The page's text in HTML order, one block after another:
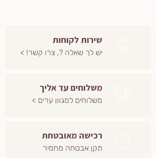
שירות לקוחות
יש לך שאלה ?, צרו קשר! >
משלוחים עד אליך
משלוחים למגוון ערים >
רכישה מאובטחת
תקן אבטחה מחמיר